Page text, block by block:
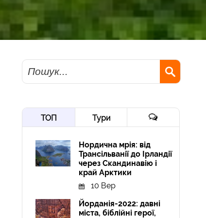
Пошук
ТОП Тури
Нордична мрія: від
Трансільванії до Ірландії
через Скандинавію і
край Арктики
10 Вер
Йорданія-2022: давні
міста, біблійні герої,